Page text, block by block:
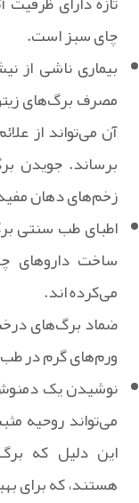
چای سبز است.
بیماری ناشی از
مصرف برگ‌های
آن می‌تواند از
برساند. جویدن
زخم‌های دهان
اطبای طب سنتی
ساخت داروهای
می‌کرده اند.
ضماد برگ‌های
ورم‌های گرم در
نوشیدن یک
می‌تواند روحیه
این دلیل که
هستند، که برای